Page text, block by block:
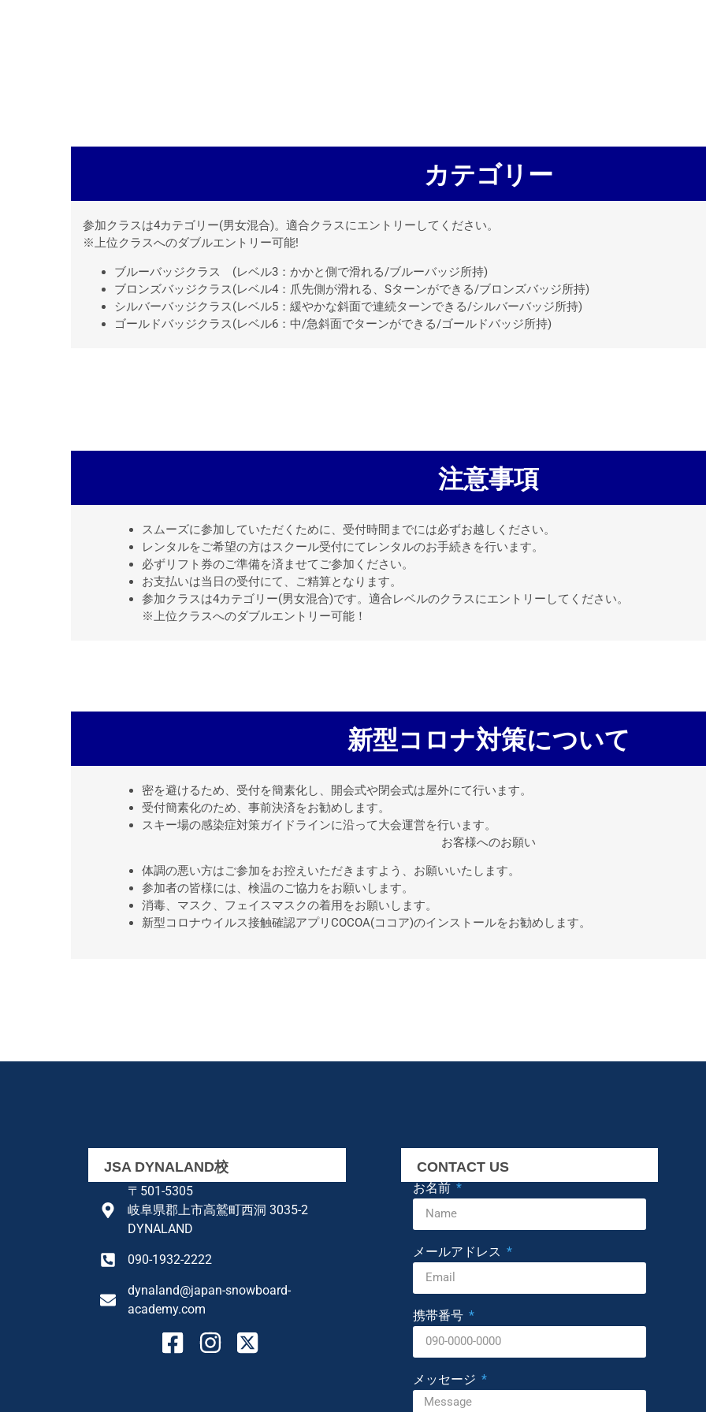
カテゴリー
参加クラスは4カテゴリー(男女混合)。適合クラスにエントリーしてください。
※上位クラスへのダブルエントリー可能!
ブルーバッジクラス (レベル3：かかと側で滑れる/ブルーバッジ所持)
ブロンズバッジクラス(レベル4：爪先側が滑れる、Sターンができる/ブロンズバッジ所持)
シルバーバッジクラス(レベル5：緩やかな斜面で連続ターンできる/シルバーバッジ所持)
ゴールドバッジクラス(レベル6：中/急斜面でターンができる/ゴールドバッジ所持)
注意事項
スムーズに参加していただくために、受付時間までには必ずお越しください。
レンタルをご希望の方はスクール受付にてレンタルのお手続きを行います。
必ずリフト券のご準備を済ませてご参加ください。
お支払いは当日の受付にて、ご精算となります。
参加クラスは4カテゴリー(男女混合)です。適合レベルのクラスにエントリーしてください。
※上位クラスへのダブルエントリー可能！
新型コロナ対策について
密を避けるため、受付を簡素化し、開会式や閉会式は屋外にて行います。
受付簡素化のため、事前決済をお勧めします。
スキー場の感染症対策ガイドラインに沿って大会運営を行います。
お客様へのお願い
体調の悪い方はご参加をお控えいただきますよう、お願いいたします。
参加者の皆様には、検温のご協力をお願いします。
消毒、マスク、フェイスマスクの着用をお願いします。
新型コロナウイルス接触確認アプリCOCOA(ココア)のインストールをお勧めします。
JSA DYNALAND校
〒501-5305
岐阜県郡上市高鷲町西洞 3035-2
DYNALAND
090-1932-2222
dynaland@japan-snowboard-
academy.com
CONTACT US
お名前
メールアドレス
携帯番号
メッセージ